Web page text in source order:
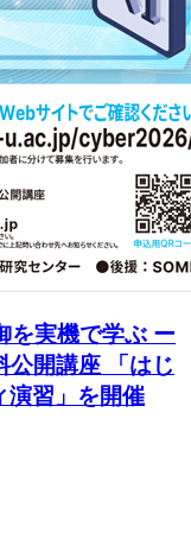
を実機で学ぶ ー
公開講座 「はじ
演習」を開催